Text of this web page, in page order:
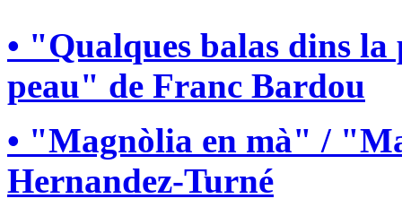
• "Qualques balas dins
peau" de Franc Bardou
• "Magnòlia en mà" /
Hernandez-Turné